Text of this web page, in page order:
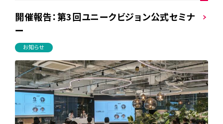
開催報告：第3回ユニークビジョン公式セミナ
ー
お知らせ